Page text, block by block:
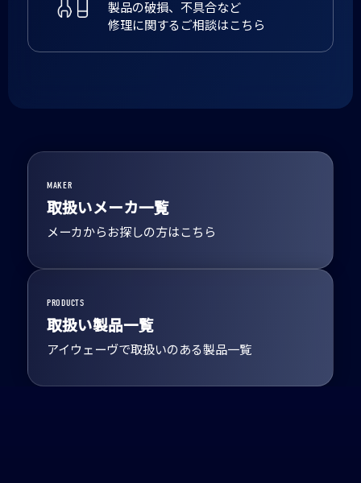
製品の破損、不具合など
修理に関するご相談はこちら
MAKER
取扱いメーカ一覧
メーカからお探しの方はこちら
PRODUCTS
取扱い製品一覧
アイウェーヴで取扱いのある製品一覧